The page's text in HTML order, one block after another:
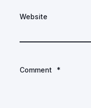
Website
Comment *